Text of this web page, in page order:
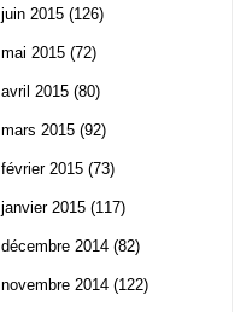
juin 2015 (126)
mai 2015 (72)
avril 2015 (80)
mars 2015 (92)
février 2015 (73)
janvier 2015 (117)
décembre 2014 (82)
novembre 2014 (122)